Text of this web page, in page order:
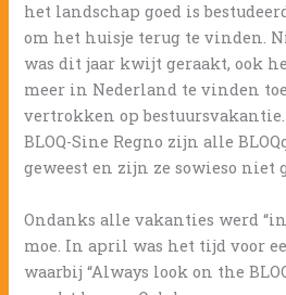
het landschap goed is
om het huisje terug te vinden.
was dit jaar kwijt geraakt, ook
meer in Nederland te vinden
vertrokken op bestuursvakantie.
BLOQ-Sine Regno zijn alle
geweest en zijn ze sowieso niet
Ondanks alle vakanties werd
moe. In april was het tijd voor
waarbij “Always look on the